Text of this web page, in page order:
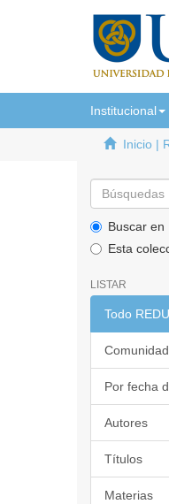
Institucional
Inicio |
Buscar en
Esta
LISTAR
Todo
Por fecha
Autores
Títulos
Materias